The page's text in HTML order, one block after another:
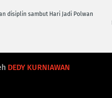
disiplin sambut Hari Jadi Polwan
DEDY KURNIAWAN